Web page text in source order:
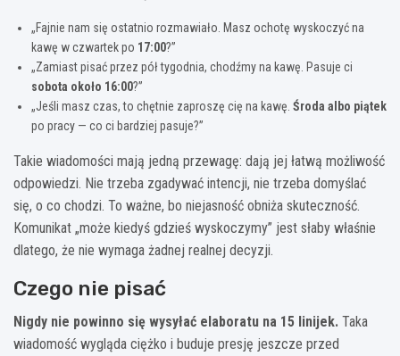
„Fajnie nam się ostatnio rozmawiało. Masz ochotę wyskoczyć na
kawę w czwartek po 17:00?”
„Zamiast pisać przez pół tygodnia, chodźmy na kawę. Pasuje ci
sobota około 16:00?”
„Jeśli masz czas, to chętnie zaproszę cię na kawę. Środa albo piątek
po pracy — co ci bardziej pasuje?”
Takie wiadomości mają jedną przewagę: dają jej łatwą możliwość
odpowiedzi. Nie trzeba zgadywać intencji, nie trzeba domyślać
się, o co chodzi. To ważne, bo niejasność obniża skuteczność.
Komunikat „może kiedyś gdzieś wyskoczymy” jest słaby właśnie
dlatego, że nie wymaga żadnej realnej decyzji.
Czego nie pisać
Nigdy nie powinno się wysyłać elaboratu na 15 linijek. Taka
wiadomość wygląda ciężko i buduje presję jeszcze przed